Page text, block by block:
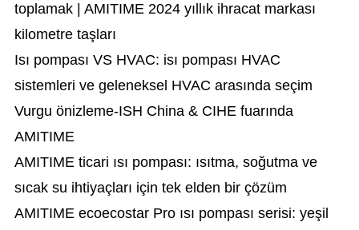
toplamak | AMITIME 2024 yıllık ihracat markası
kilometre taşları
Isı pompası VS HVAC: isı pompası HVAC
sistemleri ve geleneksel HVAC arasında seçim
Vurgu önizleme-ISH China & CIHE fuarında
AMITIME
AMITIME ticari ısı pompası: ısıtma, soğutma ve
sıcak su ihtiyaçları için tek elden bir çözüm
AMITIME ecoecostar Pro ısı pompası serisi: yeşil